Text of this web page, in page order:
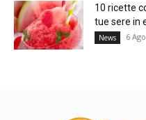
10 ricette
tue sere in
News 6